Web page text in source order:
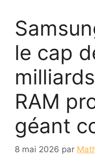
le cap
RAM
géant
8 mai 2026 par